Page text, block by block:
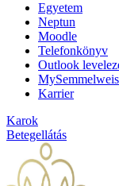
Egyetem
Neptun
Moodle
Telefonkönyv
Outlook
MySemmelweis
Karrier
Karok
Betegellátás